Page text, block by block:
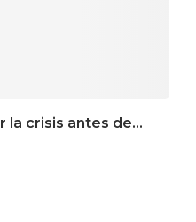
la crisis antes de...